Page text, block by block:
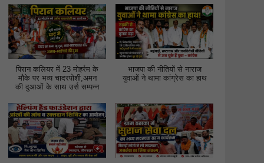
पिरान कलियर में 23 मोहर्रम के
मौके पर भव्य चादरपोशी,अमन
की दुआओं के साथ उर्स सम्पन्न
भाजपा की नीतियों से नाराज
युवाओं ने थामा कांग्रेस का हाथ